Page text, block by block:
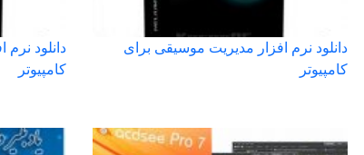
دانلود نرم افزار مدیریت موسیقی برای
کامپیوتر
دانلود
کامپیوتر